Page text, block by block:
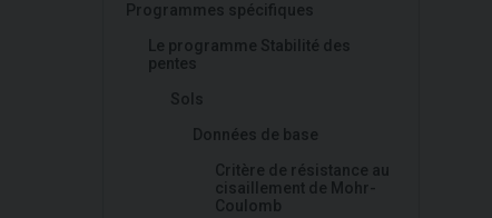
Programmes spécifiques
Le programme Stabilité des
pentes
Sols
Données de base
Critère de résistance au
cisaillement de Mohr-
Coulomb